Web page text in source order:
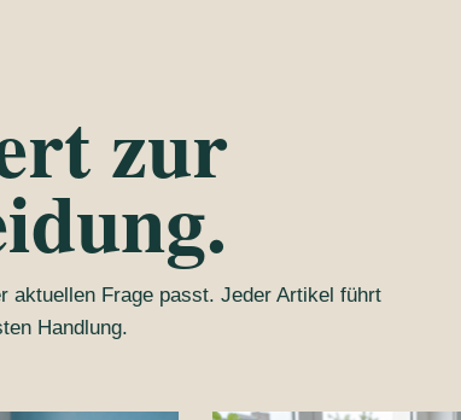
zur
aktuellen Frage passt. Jeder Artikel führt
Handlung.